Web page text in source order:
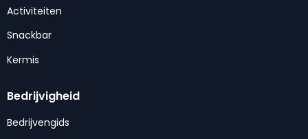
Activiteiten
Snackbar
Kermis
Bedrijvigheid
Bedrijvengids